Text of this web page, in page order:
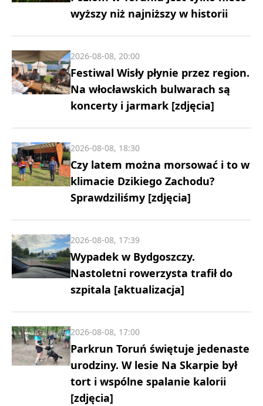
wyższy niż najniższy w historii
Festiwal Wisły płynie przez region.
Na włocławskich bulwarach są
koncerty i jarmark [zdjęcia]
2026-08-08, 20:00
Czy latem można morsować i to w
klimacie Dzikiego Zachodu?
Sprawdziliśmy [zdjęcia]
2026-08-08, 18:30
Wypadek w Bydgoszczy.
Nastoletni rowerzysta trafił do
szpitala [aktualizacja]
2026-08-08, 17:39
Parkrun Toruń świętuje jedenaste
urodziny. W lesie Na Skarpie był
tort i wspólne spalanie kalorii
[zdjęcia]
2026-08-08, 17:00